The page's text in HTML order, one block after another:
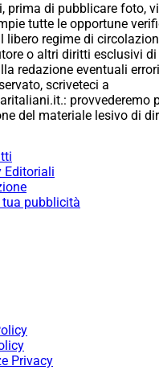
prima di pubblicare foto,
tutte le opportune
libero regime di
o altri diritti esclusivi di
redazione eventuali errori
scriveteci a
provvederemo
del materiale lesivo di
Editoriali
tua pubblicità
Privacy